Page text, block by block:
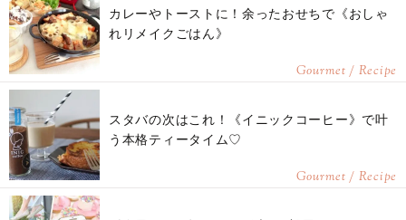
カレーやトーストに！余ったおせちで《おしゃ
れリメイクごはん》
Gourmet / Recipe
スタバの次はこれ！《イニックコーヒー》で叶
う本格ティータイム♡
Gourmet / Recipe